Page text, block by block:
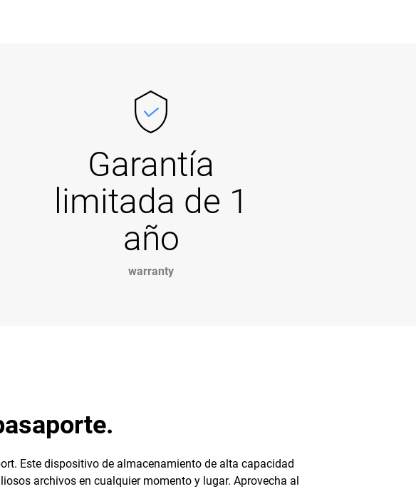
Garantía
limitada de 1
año
warranty
Este dispositivo de almacenamiento de alta capacidad
archivos en cualquier momento y lugar. Aprovecha al